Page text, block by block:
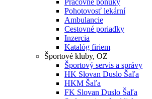
Pracovné ponuky
Pohotovosť lekární
Ambulancie
Cestovné poriadky
Inzercia
Katalóg firiem
Športové kluby, OZ
Športový servis a správy
HK Slovan Duslo Šaľa
HKM Šaľa
FK Slovan Duslo Šaľa